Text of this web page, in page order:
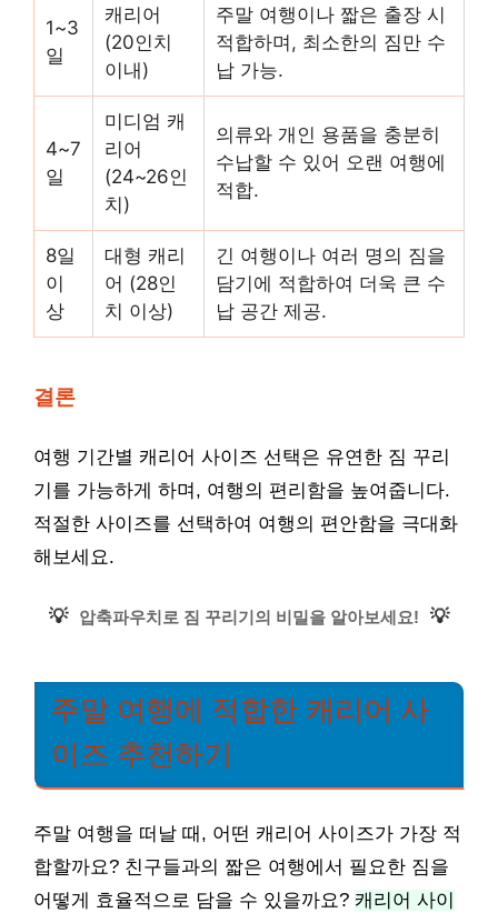
1~3
일
캐리어
(20인치
이내)
주말 여행이나 짧은 출장 시
적합하며, 최소한의 짐만 수
납 가능.
4~7
일
미디엄 캐
리어
(24~26인
치)
의류와 개인 용품을 충분히
수납할 수 있어 오랜 여행에
적합.
8일
이
상
대형 캐리
어 (28인
치 이상)
긴 여행이나 여러 명의 짐을
담기에 적합하여 더욱 큰 수
납 공간 제공.
결론
여행 기간별 캐리어 사이즈 선택은 유연한 짐 꾸리
기를 가능하게 하며, 여행의 편리함을 높여줍니다.
적절한 사이즈를 선택하여 여행의 편안함을 극대화
해보세요.
💡 압축파우치로 짐 꾸리기의 비밀을 알아보세요! 💡
주말 여행에 적합한 캐리어 사
이즈 추천하기
주말 여행을 떠날 때, 어떤 캐리어 사이즈가 가장 적
합할까요? 친구들과의 짧은 여행에서 필요한 짐을
어떻게 효율적으로 담을 수 있을까요? 캐리어 사이